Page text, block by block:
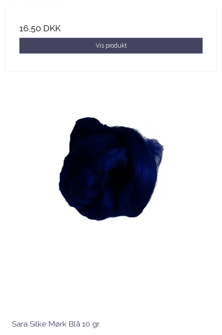
16,50 DKK
Vis produkt
Sara Silke Mørk Blå 10 gr.